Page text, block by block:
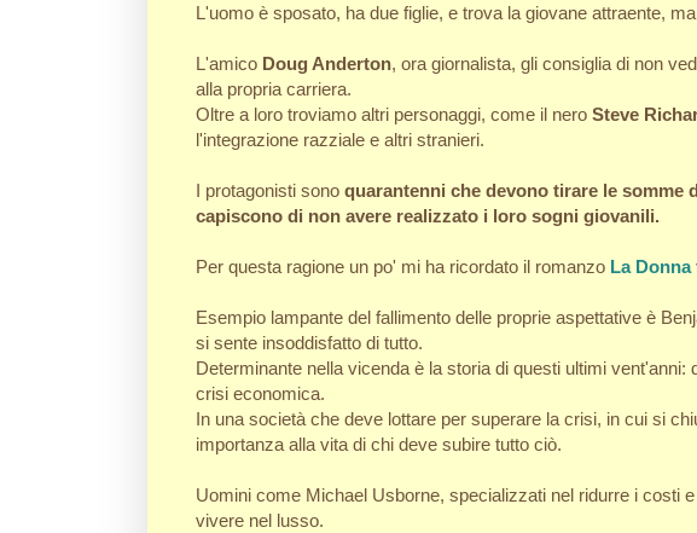
L'uomo è sposato, ha due figlie, e trova la giovane attraente,
L'amico Doug Anderton, ora giornalista, gli consiglia di non
alla propria carriera.
Oltre a loro troviamo altri personaggi, come il nero Steve
l'integrazione razziale e altri stranieri.
I protagonisti sono quarantenni che devono tirare le somme
capiscono di non avere realizzato i loro sogni giovanili.
Per questa ragione un po' mi ha ricordato il romanzo La Donna
Esempio lampante del fallimento delle proprie aspettative è
si sente insoddisfatto di tutto.
Determinante nella vicenda è la storia di questi ultimi
crisi economica.
In una società che deve lottare per superare la crisi, in cui si
importanza alla vita di chi deve subire tutto ciò.
Uomini come Michael Usborne, specializzati nel ridurre i costi
vivere nel lusso.